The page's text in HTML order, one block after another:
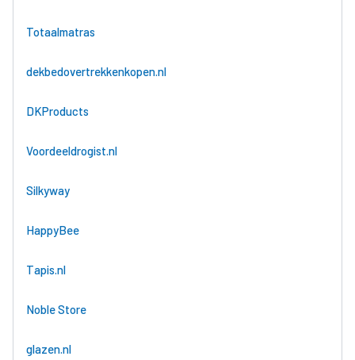
Totaalmatras
dekbedovertrekkenkopen.nl
DKProducts
Voordeeldrogist.nl
Silkyway
HappyBee
Tapis.nl
Noble Store
glazen.nl